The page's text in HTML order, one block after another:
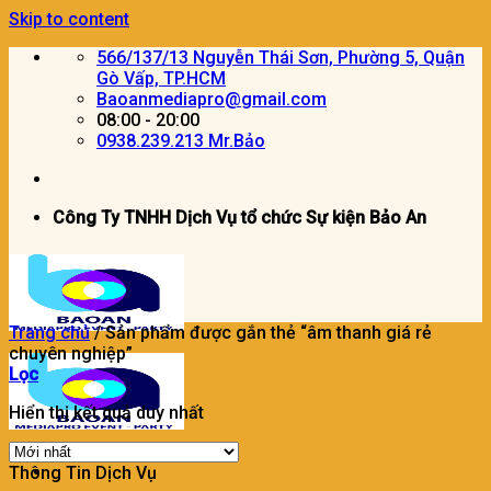
Skip to content
566/137/13 Nguyễn Thái Sơn, Phường 5, Quận
Gò Vấp, TP.HCM
Baoanmediapro@gmail.com
08:00 - 20:00
0938.239.213 Mr.Bảo
Công Ty TNHH Dịch Vụ tổ chức Sự kiện Bảo An
Trang chủ /Sản phẩm được gắn thẻ “âm thanh giá rẻ
chuyên nghiệp”
Lọc
Hiển thị kết quả duy nhất
Thông Tin Dịch Vụ